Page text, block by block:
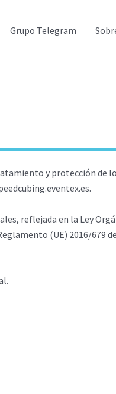
Grupo Telegram
y protección de
reflejada en la Ley
(UE) 2016/679